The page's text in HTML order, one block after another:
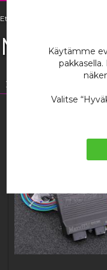
Käytämme
Valitse
Etusivu
2